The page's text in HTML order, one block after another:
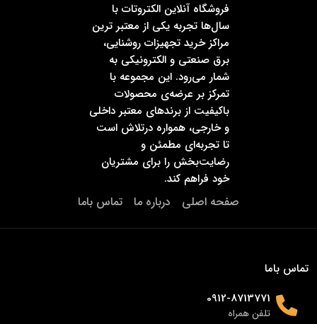
فروشگاه آنلاین الکتروتات با
سال‌ها تجربه یکی از معتبر ترین
مراکز خرید تجهیزات روشنایی،
برق صنعتی و الکترونیکی به
شمار می‌رود. این مجموعه با
تمرکز بر عرضه‌ی محصولات
باکیفیت از برندهای معتبر داخلی
و خارجی، همواره درتلاش است
تا تجربه‌ای مطمئن و
رضایت‌بخش را برای مشتریان
خود فراهم کند.
صفحه اصلی درباره ما تماس باما
تماس باما
0912-8713771
تلفن همراه